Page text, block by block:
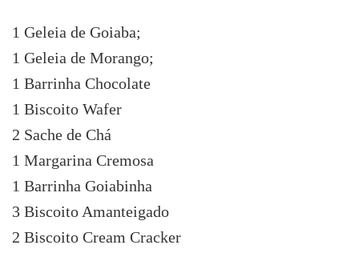
1 Geleia de Goiaba;
1 Geleia de Morango;
1 Barrinha Chocolate
1 Biscoito Wafer
2 Sache de Chá
1 Margarina Cremosa
1 Barrinha Goiabinha
3 Biscoito Amanteigado
2 Biscoito Cream Cracker